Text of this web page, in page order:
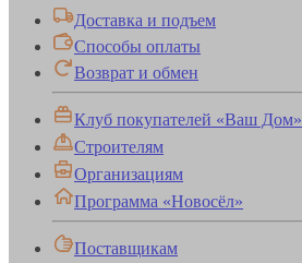
Доставка и подъем
Способы оплаты
Возврат и обмен
Клуб покупателей «Ваш Дом»
Строителям
Организациям
Программа «Новосёл»
Поставщикам